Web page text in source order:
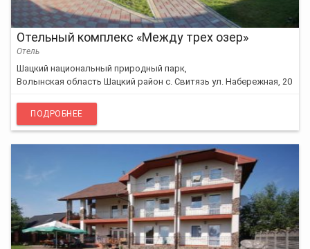
Отельный комплекс «Между трех озер»
Отель
Шацкий национальный природный парк,
Волынская область Шацкий район с. Свитязь ул. Набережная, 20
ПОДРОБНЕЕ